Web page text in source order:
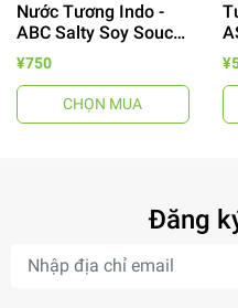
- 64%
Nước Tương Indo -
ABC Salty Soy Souce
Kecap Asin 620ml
/ABC インドネシ
¥750
CHỌN MUA
Đăng